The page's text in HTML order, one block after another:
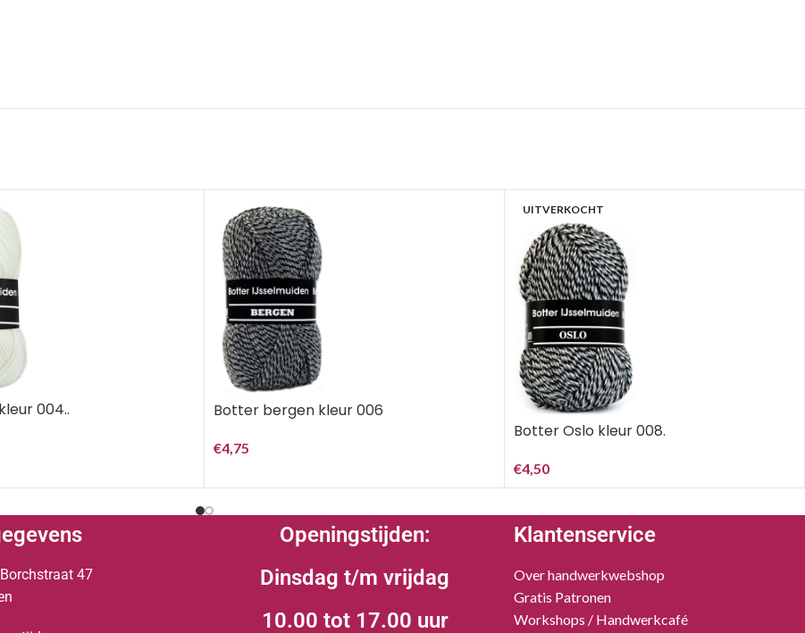
004.. Botter bergen kleur 006
€4,75
UITVERKOCHT
Botter Oslo kleur 008.
€4,50
47
Openingstijden:
Dinsdag t/m vrijdag
10.00 tot 17.00 uur
Klantenservice
Over handwerkwebshop
Gratis Patronen
Workshops / Handwerkcafé